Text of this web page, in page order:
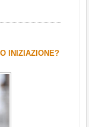
INIZIAZIONE?